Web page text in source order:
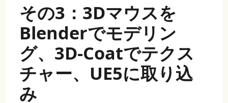
その3：3Dマウスを
Blenderでモデリン
グ、3D-Coatでテクス
チャー、UE5に取り込
み